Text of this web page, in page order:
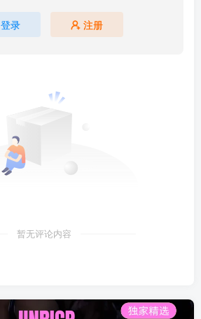
登录 注册
暂无评论内容